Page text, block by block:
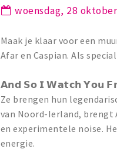
woensdag, 28 oktober
Maak je klaar voor een
Afar en Caspian. Als
𝗔𝗻𝗱 𝗦𝗼 𝗜 𝗪𝗮𝘁𝗰𝗵 𝗬𝗼𝘂
Ze brengen hun
van Noord-Ierland, brengt
en experimentele noise.
energie.